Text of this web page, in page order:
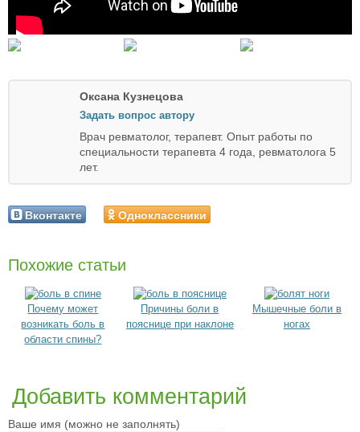
Оксана Кузнецова
Задать вопрос автору
Врач ревматолог, терапевт. Опыт работы по
специальности терапевта 4 года, ревматолога 5
лет.
Вконтакте Одноклассники
Похожие статьи
Почему может
возникать боль в
области спины?
Причины боли в
пояснице при наклоне
Мышечные боли в
ногах
Добавить комментарий
Ваше имя (можно не заполнять)